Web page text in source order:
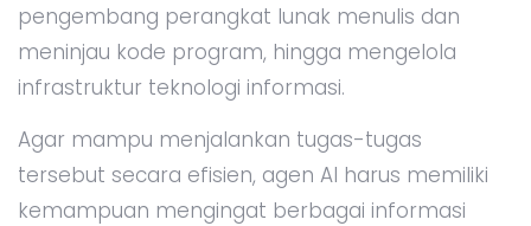
pengembang perangkat lunak menulis dan
meninjau kode program, hingga mengelola
infrastruktur teknologi informasi.
Agar mampu menjalankan tugas-tugas
tersebut secara efisien, agen AI harus memiliki
kemampuan mengingat berbagai informasi